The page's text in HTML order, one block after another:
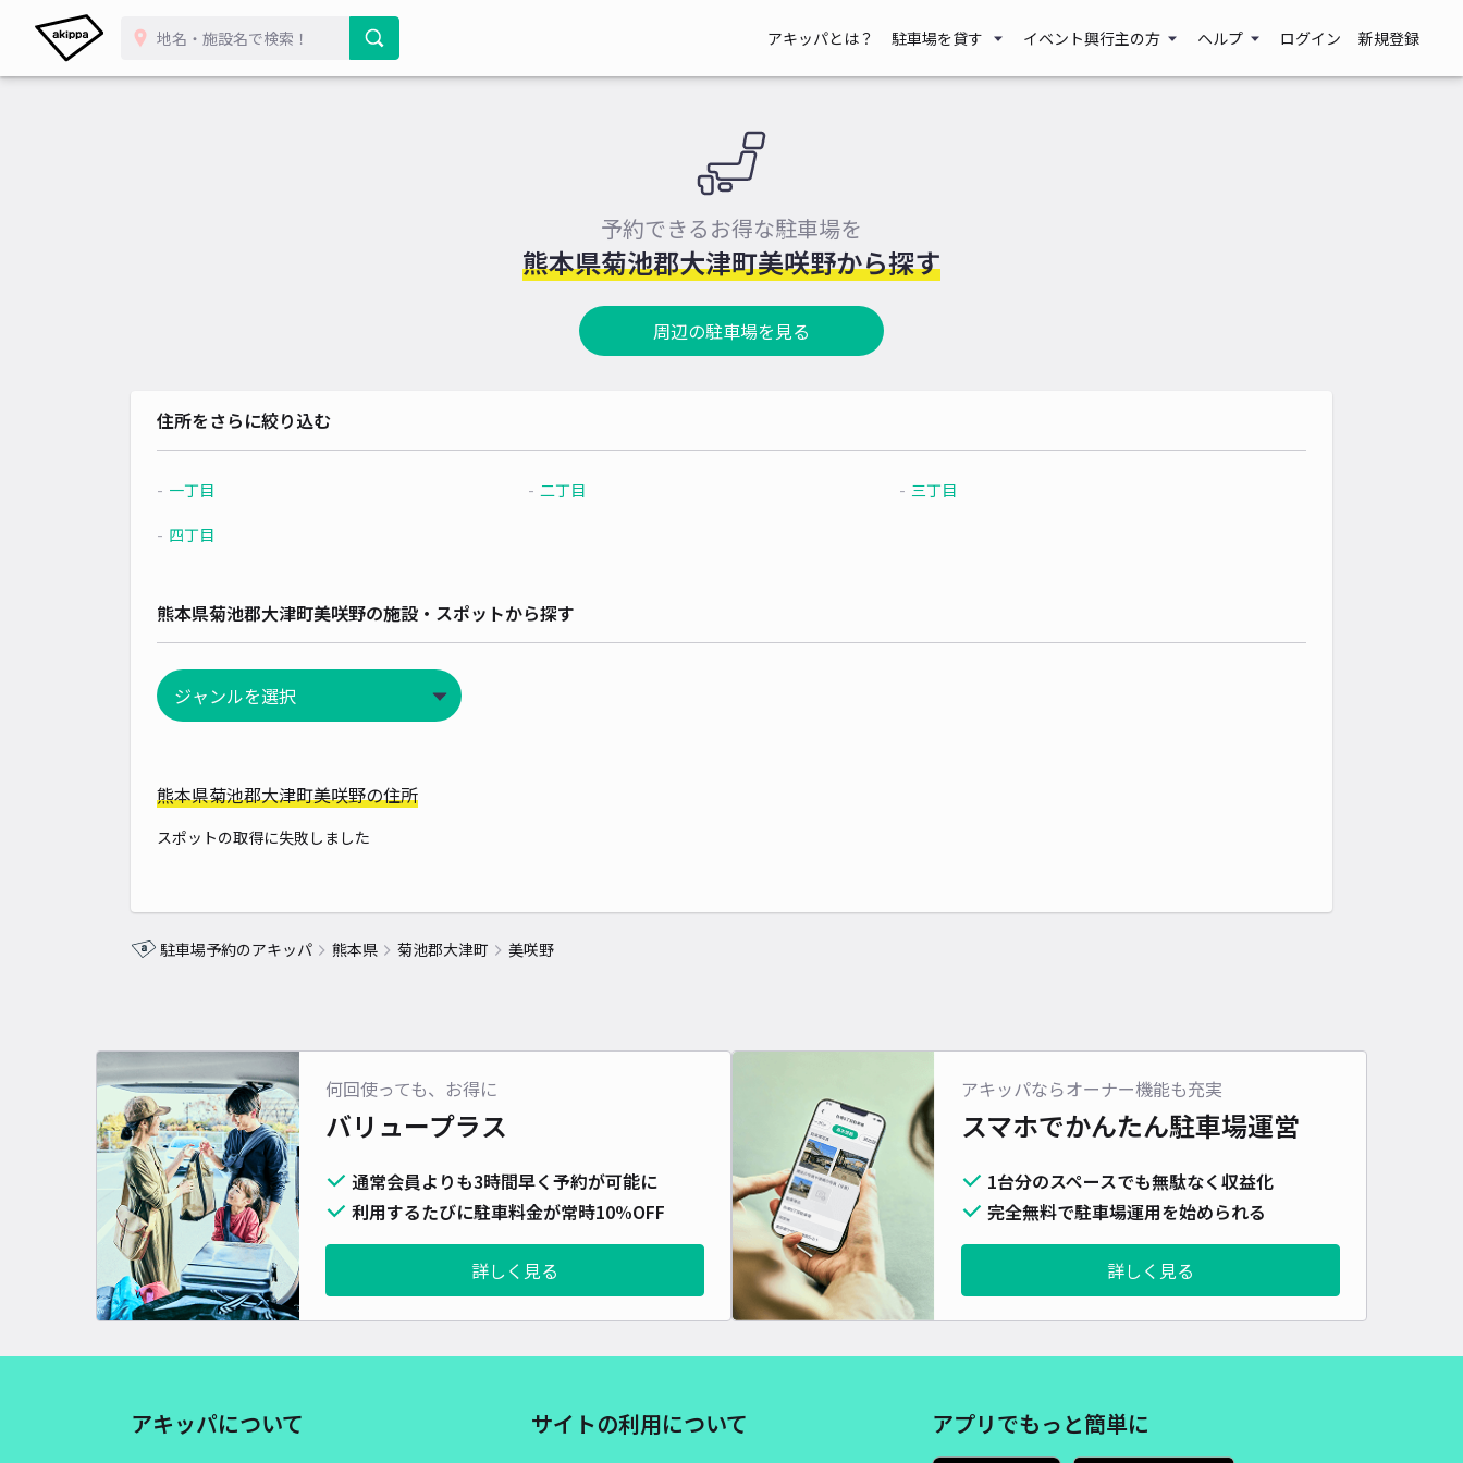
アキッパとは？ 駐車場を貸す イベント興行主の方 ヘルプ ログイン 新規登録
予約できるお得な駐車場を
熊本県菊池郡大津町美咲野から探す
周辺の駐車場を見る
住所をさらに絞り込む
一丁目 二丁目 三丁目
四丁目
熊本県菊池郡大津町美咲野の施設・スポットから探す
熊本県菊池郡大津町美咲野の住所
スポットの取得に失敗しました
駐車場予約のアキッパ 熊本県 菊池郡大津町 美咲野
何回使っても、お得に
バリュープラス
通常会員よりも3時間早く予約が可能に
利用するたびに駐車料金が常時10%OFF
詳しく見る
アキッパならオーナー機能も充実
スマホでかんたん駐車場運営
1台分のスペースでも無駄なく収益化
完全無料で駐車場運用を始められる
詳しく見る
アキッパについて サイトの利用について アプリでもっと簡単に